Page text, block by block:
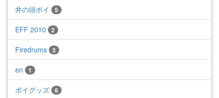
井の頭ポイ 5
EFF 2010 2
Firedrums 3
en 1
ポイグッズ 6